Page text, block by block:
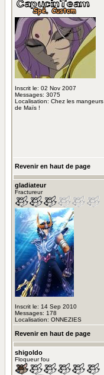
Inscrit le: 02 Nov 2007
Messages: 3075
Localisation: Chez les mangeurs
de Maïs !
Revenir en haut de page
gladiateur
Fractureur
Inscrit le: 14 Sep 2010
Messages: 178
Localisation: ONNEZIES
Revenir en haut de page
shigoldo
Floqueur fou